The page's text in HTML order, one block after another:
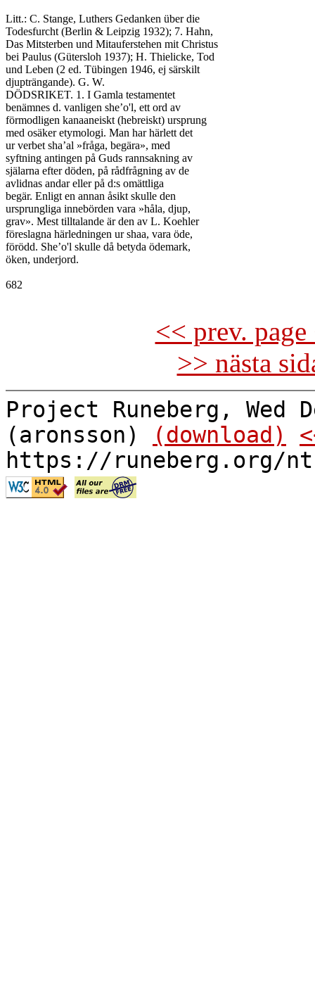
Litt.: C. Stange, Luthers Gedanken über die
Todesfurcht (Berlin & Leipzig 1932); 7. Hahn,
Das Mitsterben und Mitauferstehen mit Christus
bei Paulus (Gütersloh 1937); H. Thielicke, Tod
und Leben (2 ed. Tübingen 1946, ej särskilt
djupträngande). G. W.
DÖDSRIKET. 1. I Gamla testamentet
benämnes d. vanligen she’o'l, ett ord av
förmodligen kanaaneiskt (hebreiskt) ursprung
med osäker etymologi. Man har härlett det
ur verbet sha’al »fråga, begära», med
syftning antingen på Guds rannsakning av
själarna efter döden, på rådfrågning av de
avlidnas andar eller på d:s omättliga
begär. Enligt en annan åsikt skulle den
ursprungliga innebörden vara »håla, djup,
grav». Mest tilltalande är den av L. Koehler
föreslagna härledningen ur shaa, vara öde,
förödd. She’o'l skulle då betyda ödemark,
öken, underjord.
682
<< prev.
>> nästa
Project Runeberg, Wed
(aronsson)
(download)
https://runeberg.org/